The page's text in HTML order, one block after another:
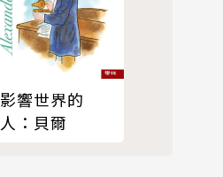
影響世界的
人：貝爾